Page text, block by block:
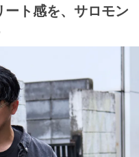
ト感を、サロモン